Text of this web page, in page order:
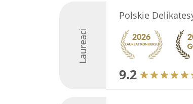
Laureaci
Polskie
9.2